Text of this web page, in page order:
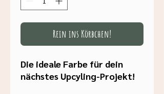
Rein ins Körbchen!
Die ideale Farbe für dein
nächstes Upcyling-Projekt!